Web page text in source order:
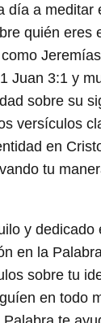
día a meditar
quién eres
Juan 3:1 y
sobre su
versículos
en
tu
y dedicado
en la
sobre tu
en todo